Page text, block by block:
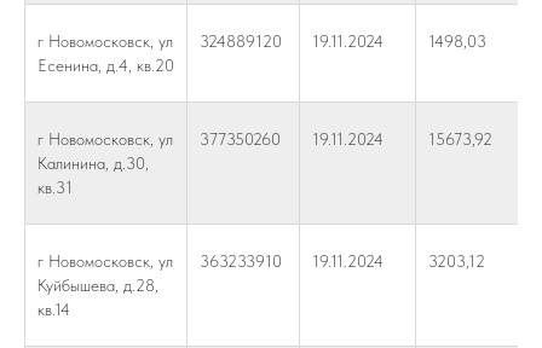
г Новомосковск, ул
Есенина, д.4, кв.20
324889120 19.11.2024 1498,03
г Новомосковск, ул
Калинина, д.30,
кв.31
377350260 19.11.2024 15673,92
г Новомосковск, ул
Куйбышева, д.28,
кв.14
363233910 19.11.2024 3203,12